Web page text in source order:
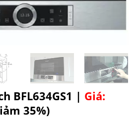
BFL634GS1 | Giá:
35%)